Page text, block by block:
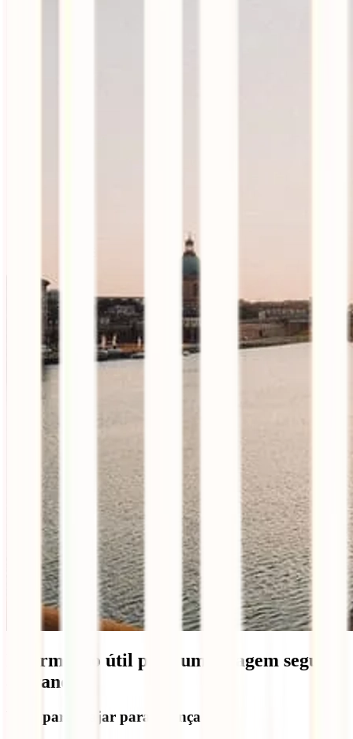
Informação útil para uma viagem segura
a França
Visto para viajar para França